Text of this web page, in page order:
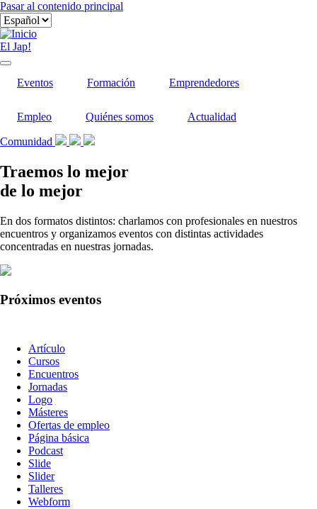
Pasar al contenido principal
El Jap!
Eventos Formación Emprendedores
Empleo Quiénes somos Actualidad
Comunidad
Traemos lo mejor
de lo mejor
En dos formatos distintos: charlamos con profesionales en nuestros
encuentros y organizamos eventos con distintas actividades
concentradas en nuestras jornadas.
Próximos eventos
contenido
Artículo
Cursos
Encuentros
Jornadas
Logo
Másteres
Ofertas de empleo
Página básica
Podcast
Slide
Slider
Talleres
Webform